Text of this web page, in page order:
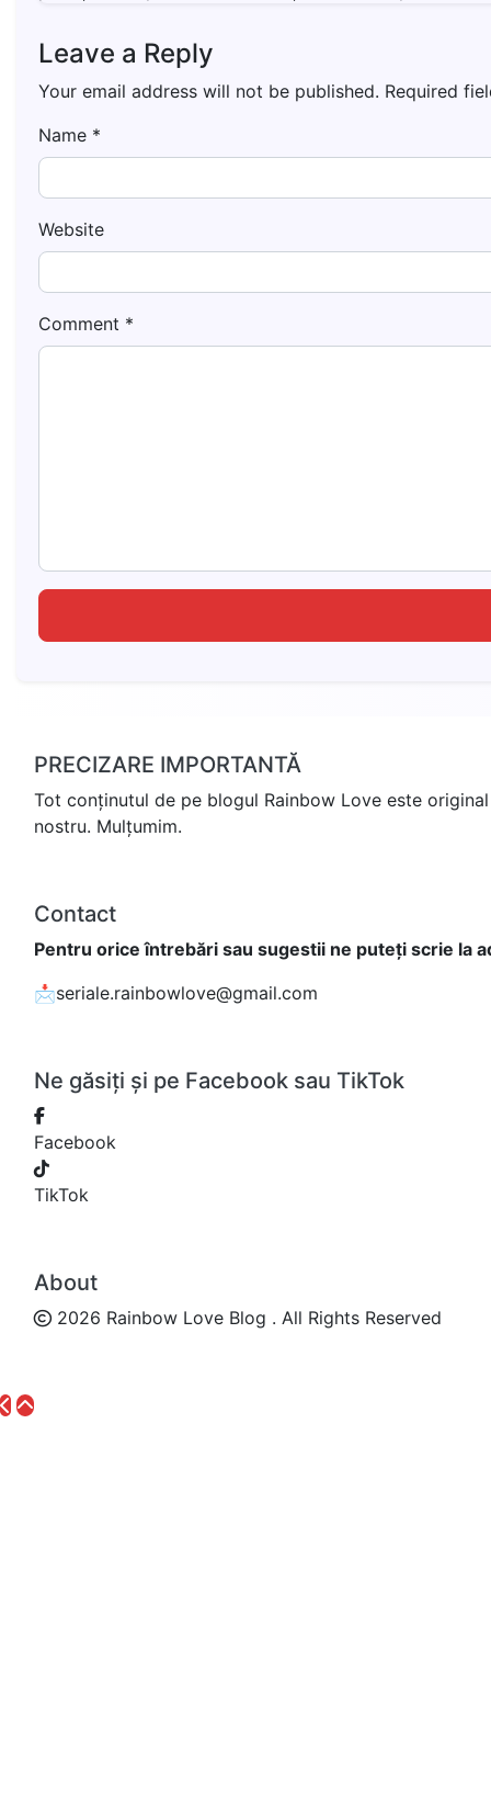
Leave a Reply
Your email address will not be published. Required
Name *
Website
Comment *
PRECIZARE IMPORTANTĂ
Tot conținutul de pe blogul Rainbow Love este
nostru. Mulțumim.
Contact
Pentru orice întrebări sau sugestii ne puteți scrie la
📩seriale.rainbowlove@gmail.com
Ne găsiți și pe Facebook sau TikTok
Facebook
TikTok
About
2026 Rainbow Love Blog . All Rights Reserved